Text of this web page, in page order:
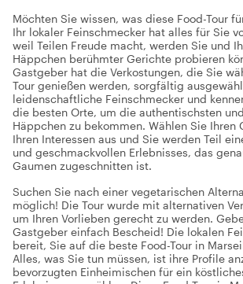
Möchten Sie wissen, was diese Food-Tour
Ihr lokaler Feinschmecker hat alles für Sie
weil Teilen Freude macht, werden Sie und
Häppchen berühmter Gerichte probieren
Gastgeber hat die Verkostungen, die Sie
Tour genießen werden, sorgfältig
leidenschaftliche Feinschmecker und
die besten Orte, um die authentischsten
Häppchen zu bekommen. Wählen Sie Ihren
Ihren Interessen aus und Sie werden Teil
und geschmackvollen Erlebnisses, das
Gaumen zugeschnitten ist.
Suchen Sie nach einer vegetarischen
möglich! Die Tour wurde mit alternativen
um Ihren Vorlieben gerecht zu werden.
Gastgeber einfach Bescheid! Die lokalen
bereit, Sie auf die beste Food-Tour in
Alles, was Sie tun müssen, ist ihre Profile
bevorzugten Einheimischen für ein